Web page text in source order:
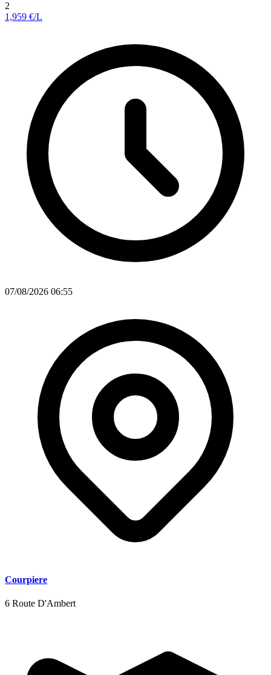
2
1,959 €/L
07/08/2026 06:55
Courpiere
6 Route D'Ambert